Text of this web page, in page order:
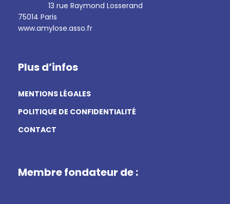
13 rue Raymond Losserand
75014 Paris
www.amylose.asso.fr
Plus d’infos
MENTIONS LÉGALES
POLITIQUE DE CONFIDENTIALITÉ
CONTACT
Membre fondateur de :